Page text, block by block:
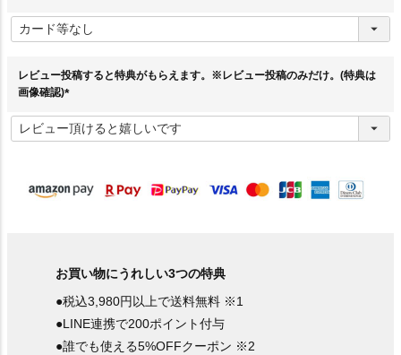
必
須
レビュー投稿すると特典がもらえます。※レビュー投稿のみだけ。(特典は
画像確認)
必
須
お買い物にうれしい3つの特典
●税込3,980円以上で送料無料 ※1
●LINE連携で200ポイント付与
●誰でも使える5%OFFクーポン ※2